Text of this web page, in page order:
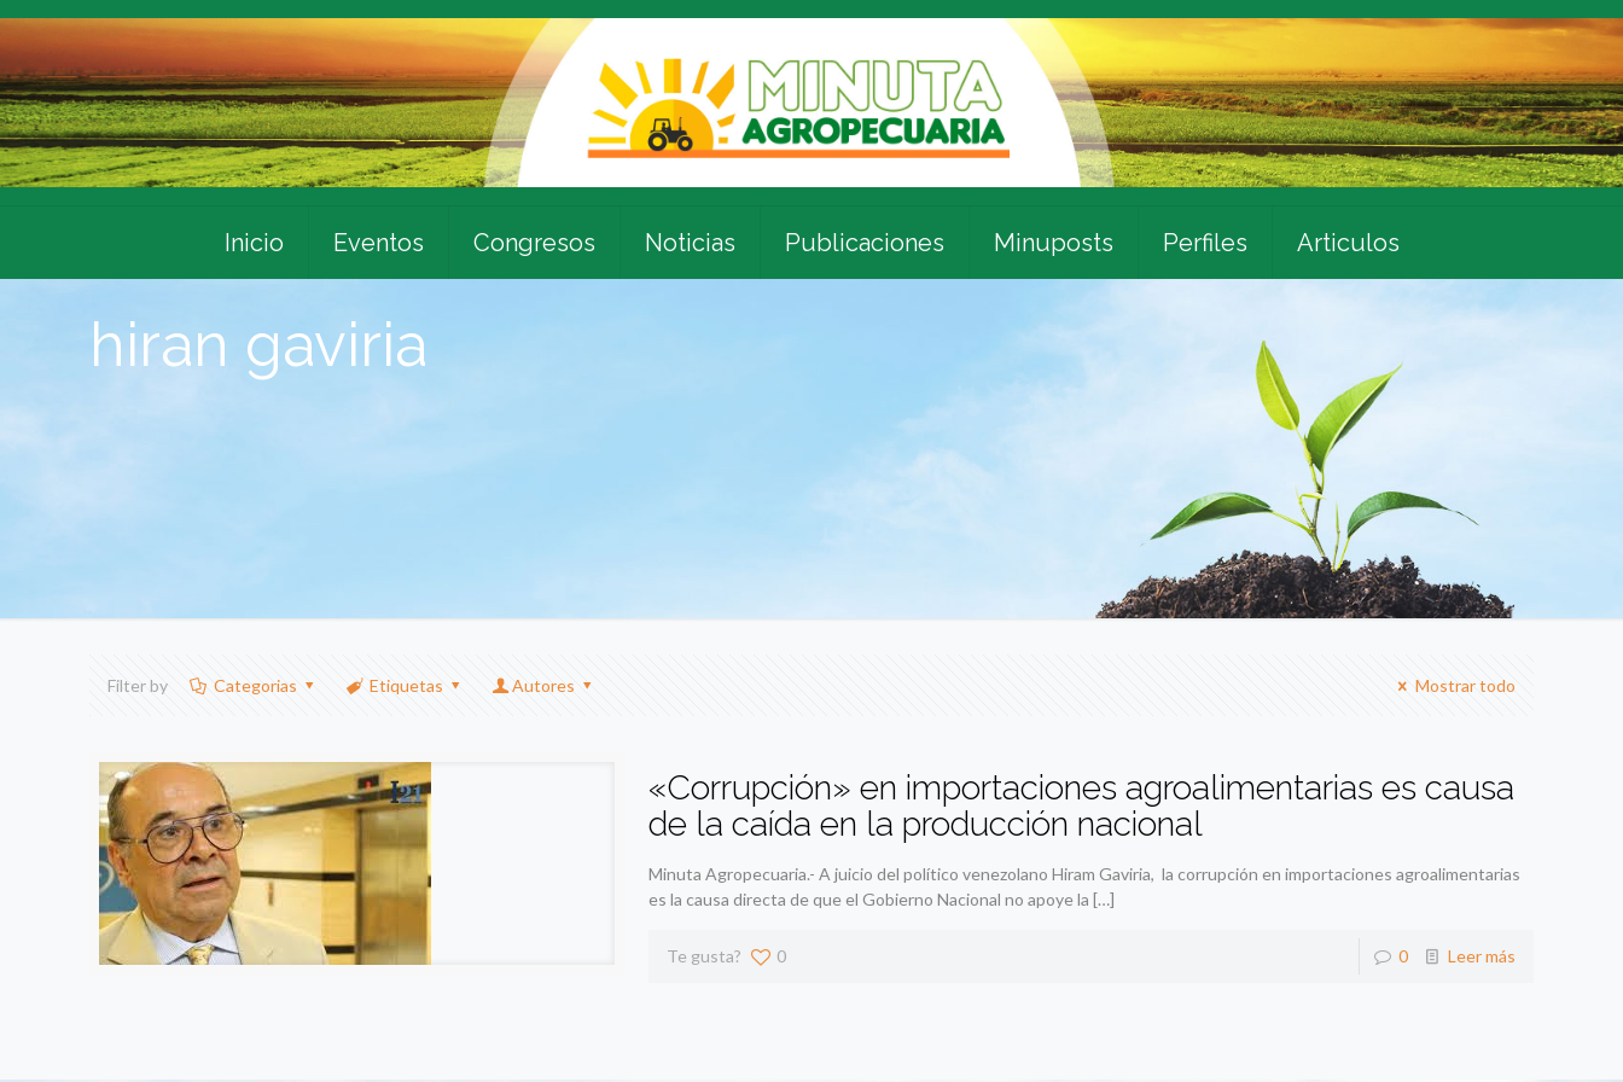
Inicio Eventos Congresos Noticias Publicaciones Minuposts Perfiles Articulos
hiran gaviria
Filter by Categorias Etiquetas Autores Mostrar todo
«Corrupción» en importaciones agroalimentarias es causa
de la caída en la producción nacional
Minuta Agropecuaria.- A juicio del político venezolano Hiram Gaviria, la corrupción en importaciones agroalimentarias
es la causa directa de que el Gobierno Nacional no apoye la […]
Te gusta? 0 0 Leer más